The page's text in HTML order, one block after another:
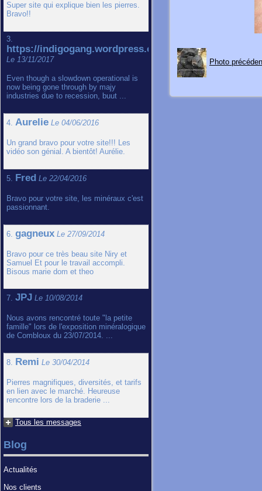
Photo
Super site qui explique bien les pierres.
Bravo!!
3.
https://indigogang.wordpress.com
Le 13/11/2017
Even though a slowdown operational is
now being gone through by majy
industries due to recession, buut ...
4. Aurelie Le 04/06/2016
Un grand bravo pour votre site!!! Les
vidéo son génial. A bientôt! Aurélie.
5. Fred Le 22/04/2016
Bravo pour votre site, les minéraux c'est
passionnant.
6. gagneux Le 27/09/2014
Bravo pour ce très beau site Niry et
Samuel Et pour le travail accompli.
Bisous marie dom et theo
7. JPJ Le 10/08/2014
Nous avons rencontré toute "la petite
famille" lors de l'exposition minéralogique
de Combloux du 23/07/2014. ...
8. Remi Le 30/04/2014
Pierres magnifiques, diversités, et tarifs
en lien avec le marché. Heureuse
rencontre lors de la braderie ...
Tous les messages
Blog
Actualités
Nos clients